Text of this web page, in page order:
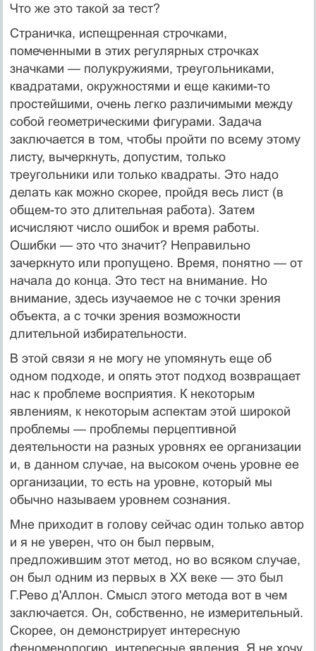
Что же это такой за тест?
Страничка, испещренная строчками,
помеченными в этих регулярных строчках
значками — полукружиями, треугольниками,
квадратами, окружностями и еще какими-то
простейшими, очень легко различимыми между
собой геометрическими фигурами. Задача
заключается в том, чтобы пройти по всему этому
листу, вычеркнуть, допустим, только
треугольники или только квадраты. Это надо
делать как можно скорее, пройдя весь лист (в
общем-то это длительная работа). Затем
исчисляют число ошибок и время работы.
Ошибки — это что значит? Неправильно
зачеркнуто или пропущено. Время, понятно — от
начала до конца. Это тест на внимание. Но
внимание, здесь изучаемое не с точки зрения
объекта, а с точки зрения возможности
длительной избирательности.
В этой связи я не могу не упомянуть еще об
одном подходе, и опять этот подход возвращает
нас к проблеме восприятия. К некоторым
явлениям, к некоторым аспектам этой широкой
проблемы — проблемы перцептивной
деятельности на разных уровнях ее организации
и, в данном случае, на высоком очень уровне ее
организации, то есть на уровне, который мы
обычно называем уровнем сознания.
Мне приходит в голову сейчас один только автор
и я не уверен, что он был первым,
предложившим этот метод, но во всяком случае,
он был одним из первых в XX веке — это был
Г.Рево д'Аллон. Смысл этого метода вот в чем
заключается. Он, собственно, не измерительный.
Скорее, он демонстрирует интересную
феноменологию, интересные явления. Я не хочу